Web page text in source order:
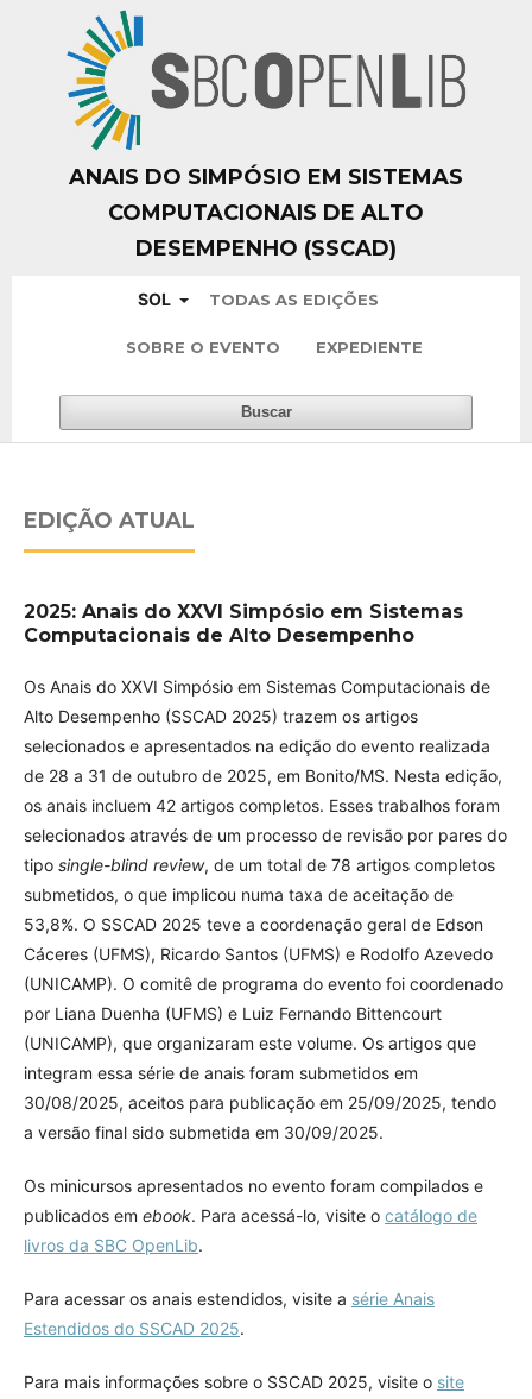
ANAIS DO SIMPÓSIO EM SISTEMAS
COMPUTACIONAIS DE ALTO
DESEMPENHO (SSCAD)
SOL TODAS AS EDIÇÕES
SOBRE O EVENTO EXPEDIENTE
Buscar
EDIÇÃO ATUAL
2025: Anais do XXVI Simpósio em Sistemas
Computacionais de Alto Desempenho
Os Anais do XXVI Simpósio em Sistemas Computacionais de
Alto Desempenho (SSCAD 2025) trazem os artigos
selecionados e apresentados na edição do evento realizada
de 28 a 31 de outubro de 2025, em Bonito/MS. Nesta edição,
os anais incluem 42 artigos completos. Esses trabalhos foram
selecionados através de um processo de revisão por pares do
tipo single-blind review, de um total de 78 artigos completos
submetidos, o que implicou numa taxa de aceitação de
53,8%. O SSCAD 2025 teve a coordenação geral de Edson
Cáceres (UFMS), Ricardo Santos (UFMS) e Rodolfo Azevedo
(UNICAMP). O comitê de programa do evento foi coordenado
por Liana Duenha (UFMS) e Luiz Fernando Bittencourt
(UNICAMP), que organizaram este volume. Os artigos que
integram essa série de anais foram submetidos em
30/08/2025, aceitos para publicação em 25/09/2025, tendo
a versão final sido submetida em 30/09/2025.
Os minicursos apresentados no evento foram compilados e
publicados em ebook. Para acessá-lo, visite o catálogo de
livros da SBC OpenLib.
Para acessar os anais estendidos, visite a série Anais
Estendidos do SSCAD 2025.
Para mais informações sobre o SSCAD 2025, visite o site